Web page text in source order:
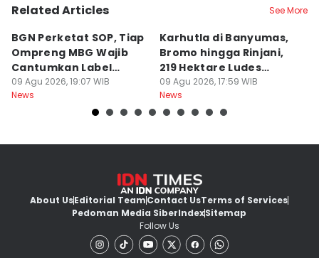
Related Articles See More
BGN Perketat SOP, Tiap
Ompreng MBG Wajib
Cantumkan Label
Waktu Makan
09 Agu 2026, 19:07 WIB
News
Karhutla di Banyumas,
Bromo hingga Rinjani,
219 Hektare Ludes
Terbakar
09 Agu 2026, 17:59 WIB
News
About UsEditorial TeamContact UsTerms of Services
Pedoman Media SiberIndexSitemap
Follow Us